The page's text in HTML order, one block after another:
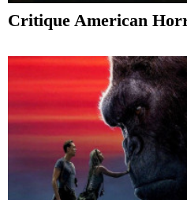
Critique American